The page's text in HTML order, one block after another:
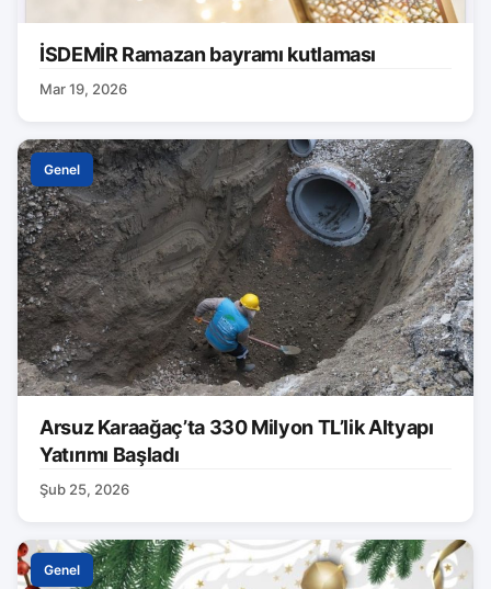
İSDEMİR Ramazan bayramı kutlaması
Mar 19, 2026
Genel
Arsuz Karaağaç’ta 330 Milyon TL’lik Altyapı
Yatırımı Başladı
Şub 25, 2026
Genel